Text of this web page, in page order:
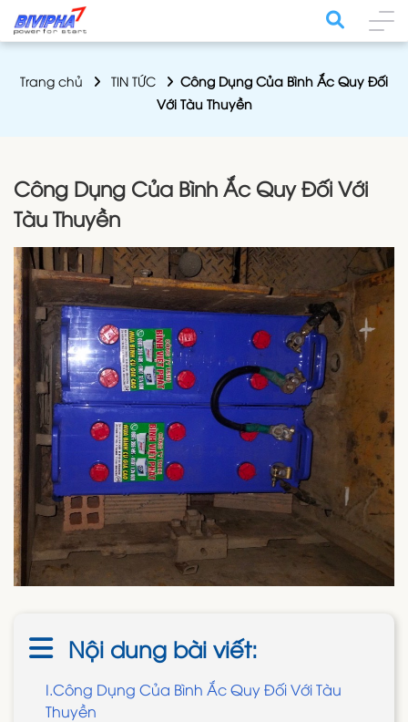
Trang chủ TIN TỨC
Công Dụng Của Bình Ắc Quy Đối
Với Tàu Thuyền
Công Dụng Của Bình Ắc Quy Đối Với
Tàu Thuyền
Nội dung bài viết:
I.Công Dụng Của Bình Ắc Quy Đối Với Tàu
Thuyền